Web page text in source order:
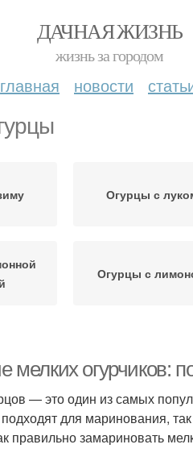
ДАЧНАЯ ЖИЗНЬ
жизнь за городом
главная новости
Огурцы с
Огурцы с
соку
Огурцы с
мелких огурчиков:
— это один из самых
для маринования,
правильно замариновать